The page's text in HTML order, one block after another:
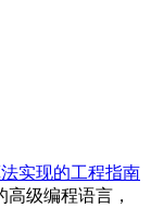
实现的工程指南
高级编程语言，